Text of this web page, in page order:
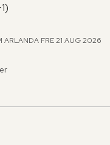
ARLANDA FRE 21 AUG 2026